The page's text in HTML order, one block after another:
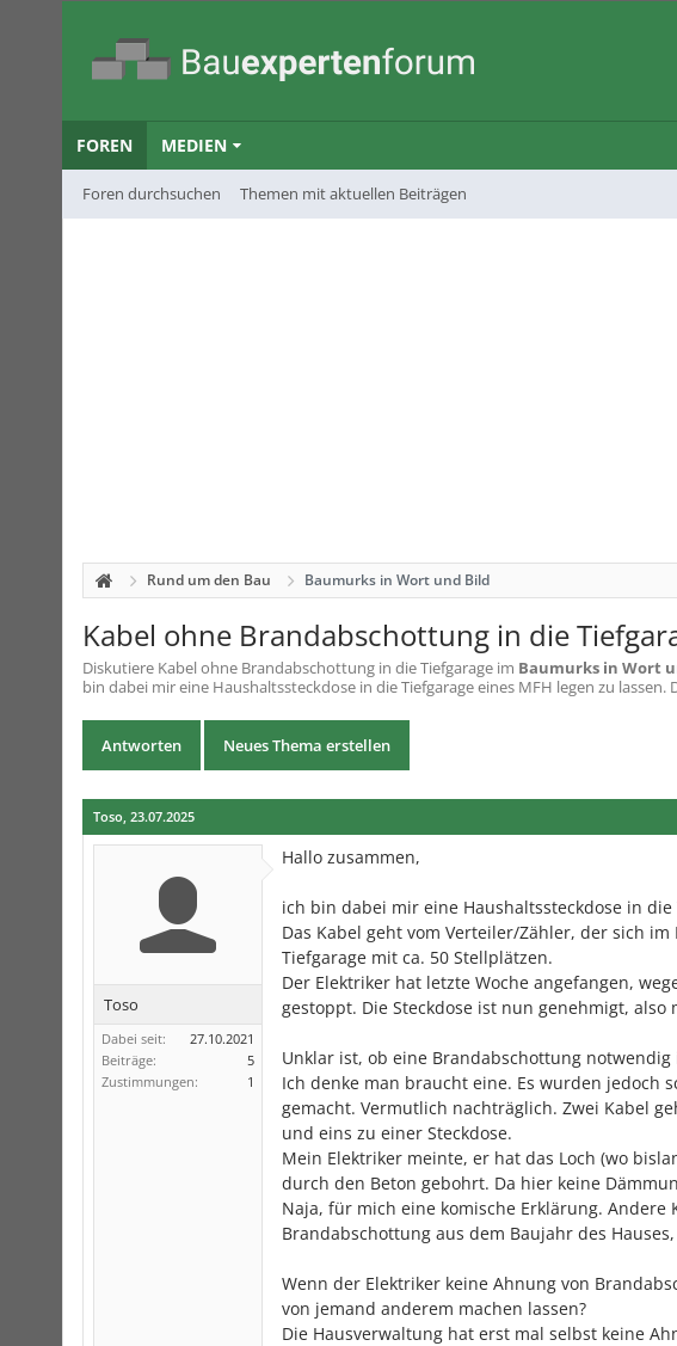
FOREN
Foren durchsuchen Themen mit aktuellen Beiträgen
MEDIEN
Rund um den Bau Baumurks in Wort und Bild
Kabel ohne Brandabschottung in die
Diskutiere Kabel ohne Brandabschottung in die Tiefgarage im Baumurks in Wort
bin dabei mir eine Haushaltssteckdose in die Tiefgarage eines MFH legen zu
Antworten Neues Thema erstellen
Toso, 23.07.2025
Toso
Dabei seit:
27.10.2021
Beiträge:
5
Zustimmungen:
1
Hallo zusammen,
ich bin dabei mir eine Haushaltssteckdose in die
Das Kabel geht vom Verteiler/Zähler, der sich
Tiefgarage mit ca. 50 Stellplätzen.
Der Elektriker hat letzte Woche angefangen,
gestoppt. Die Steckdose ist nun genehmigt,
Unklar ist, ob eine Brandabschottung
Ich denke man braucht eine. Es wurden jedoch
gemacht. Vermutlich nachträglich. Zwei Kabel
und eins zu einer Steckdose.
Mein Elektriker meinte, er hat das Loch (wo
durch den Beton gebohrt. Da hier keine
Naja, für mich eine komische Erklärung.
Brandabschottung aus dem Baujahr des Hauses,
Wenn der Elektriker keine Ahnung von
von jemand anderem machen lassen?
Die Hausverwaltung hat erst mal selbst keine